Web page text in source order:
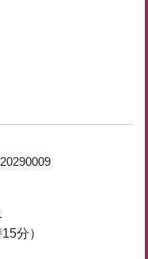
分）